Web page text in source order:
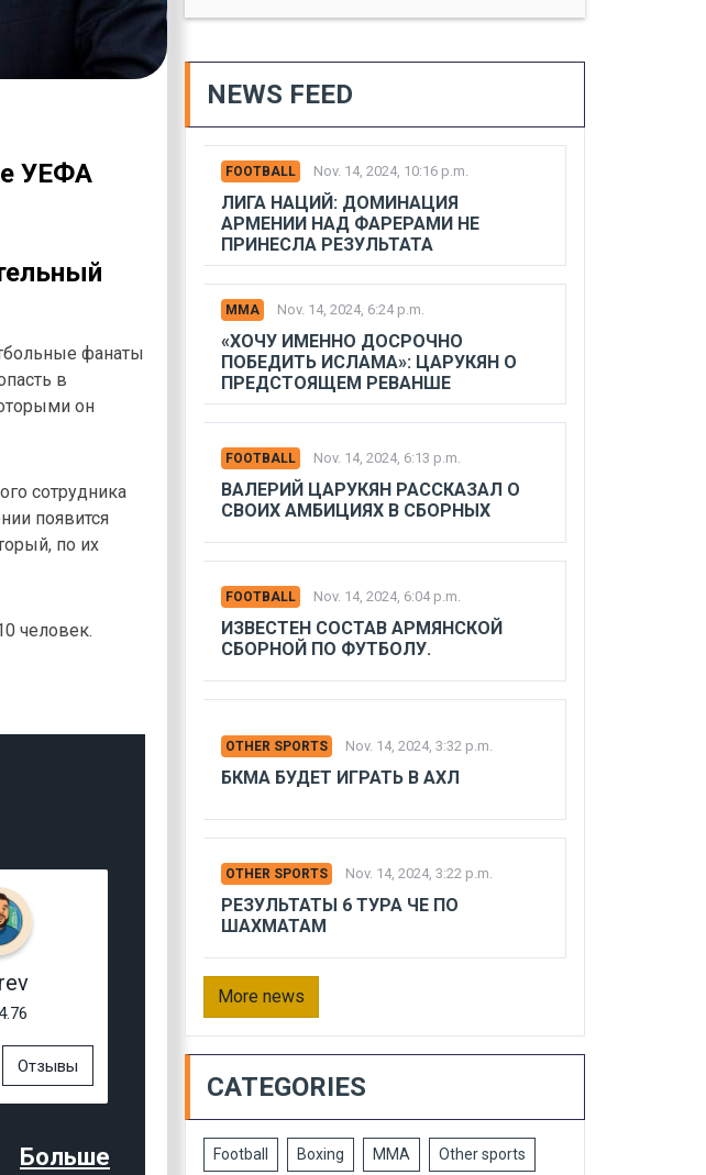
УЕФА
фанаты
в
он
сотрудника
появится
по их
человек.
Отзывы
Больше
NEWS FEED
FOOTBALL Nov. 14, 2024, 10:16 p.m.
ЛИГА НАЦИЙ: ДОМИНАЦИЯ
АРМЕНИИ НАД ФАРЕРАМИ НЕ
ПРИНЕСЛА РЕЗУЛЬТАТА
MMA Nov. 14, 2024, 6:24 p.m.
«ХОЧУ ИМЕННО ДОСРОЧНО
ПОБЕДИТЬ ИСЛАМА»: ЦАРУКЯН О
ПРЕДСТОЯЩЕМ РЕВАНШЕ
FOOTBALL Nov. 14, 2024, 6:13 p.m.
ВАЛЕРИЙ ЦАРУКЯН РАССКАЗАЛ О
СВОИХ АМБИЦИЯХ В СБОРНЫХ
FOOTBALL Nov. 14, 2024, 6:04 p.m.
ИЗВЕСТЕН СОСТАВ АРМЯНСКОЙ
СБОРНОЙ ПО ФУТБОЛУ.
OTHER SPORTS Nov. 14, 2024, 3:32 p.m.
БКМА БУДЕТ ИГРАТЬ В АХЛ
OTHER SPORTS Nov. 14, 2024, 3:22 p.m.
РЕЗУЛЬТАТЫ 6 ТУРА ЧЕ ПО
ШАХМАТАМ
More news
CATEGORIES
Football Boxing MMA Other sports